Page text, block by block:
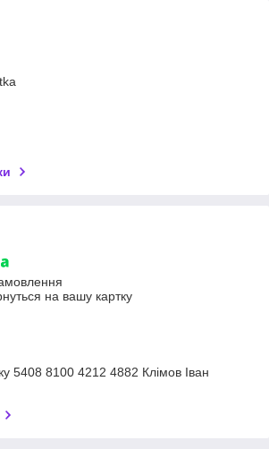
на вашу картку
5408 8100 4212 4882 Клімов Іван